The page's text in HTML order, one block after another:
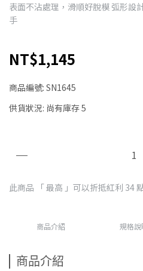
表面不沾處理，滑順好脫模 弧形設
手
NT$1,145
商品編號: SN1645
供貨狀況: 尚有庫存 5
此商品 「 最高 」可以折抵紅利 34
商品介紹 規格說
商品介紹